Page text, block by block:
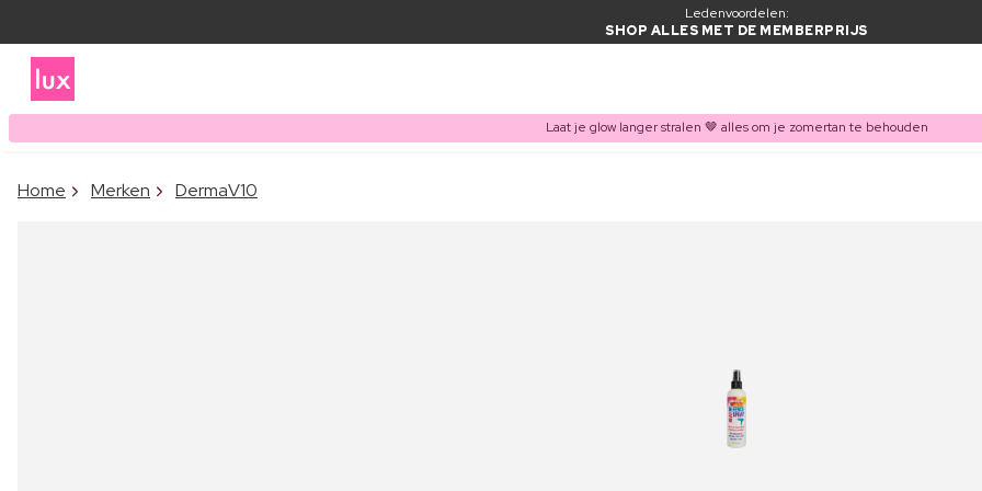
Ledenvoordelen:
SHOP ALLES MET DE MEMBERPRIJS
Laat je glow langer stralen 🤎 alles om je zomertan te behouden
Home Merken DermaV10